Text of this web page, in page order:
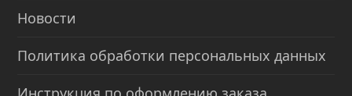
Новости
Политика обработки персональных данных